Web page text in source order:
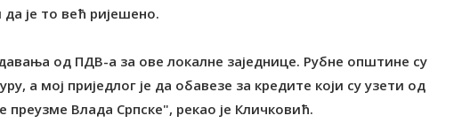
је то већ ријешено.
од ПДВ-а за ове локалне заједнице. Рубне општине су
а мој приједлог је да обавезе за кредите који су узети од
преузме Влада Српске", рекао је Кличковић.